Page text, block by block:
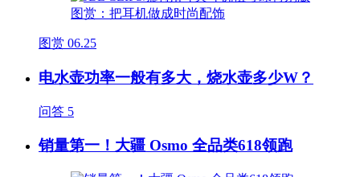
图赏 06.25
电水壶功率一般有多大，烧水壶多少W？
问答 5
销量第一！大疆 Osmo 全品类618领跑